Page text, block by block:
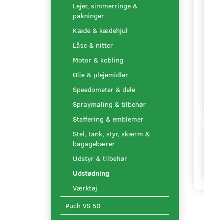
Lejer, simmerringe &
pakninger
Kæde & kædehjul
Låse & nitter
Motor & kobling
Olie & plejemidler
Speedometer & dele
Spraymaling & tilbehør
Staffering & emblemer
Stel, tank, styr, skærm &
bagagebærer
Udstyr & tilbehør
Udstødning
Værktøj
Puch VS 50